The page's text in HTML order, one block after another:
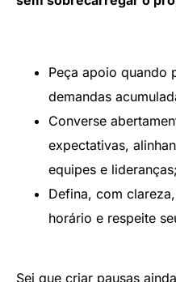
Peça apoio quando
demandas
Converse
expectativas,
equipes e lideranças;
Defina, com
horário e respeite
Sei que criar pausas